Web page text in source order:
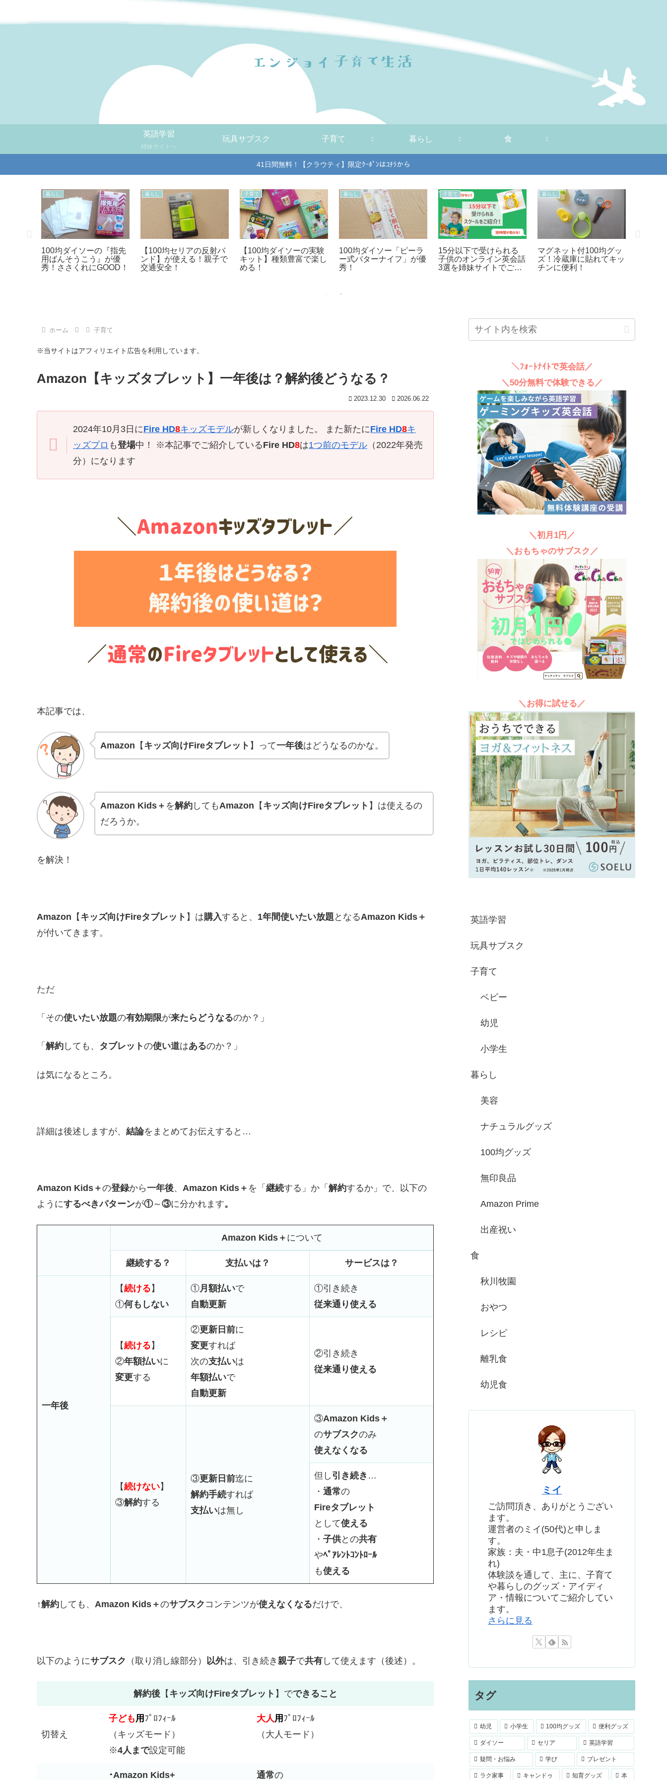
英語学習
姉妹サイトへ
玩具サブスク 子育て 暮らし 食
41日間無料！【クラウティ】限定ｸｰﾎﾟﾝはｺﾁﾗから
暮らし
100均ダイソーの『指先
用ばんそうこう』が優
秀！ささくれにGOOD！
暮らし
【100均セリアの反射バ
ンド】が使える！親子で
交通安全！
子育て
【100均ダイソーの実験
キット】種類豊富で楽し
める！
暮らし
100均ダイソー「ピーラ
ー式バターナイフ」が優
秀！
子育て
15分以下で受けられる
子供のオンライン英会話
3選を姉妹サイトでご紹
暮らし
マグネット付100均グッ
ズ！冷蔵庫に貼れてキッ
チンに便利！
ホーム 子育て
※当サイトはアフィリエイト広告を利用しています。
Amazon【キッズタブレット】一年後は？解約後どうなる？
2023.12.30 2026.06.22
2024年10月3日にFire HD8キッズモデルが新しくなりました。 また新たにFire HD8キ
ッズプロ も登場中！ ※本記事でご紹介しているFire HD8は1つ前のモデル （2022年発売
分）になります
本記事では、
Amazon 【 キッズ向けFireタブレット 】って一年後はどうなるのかな。
Amazon Kids＋ を解約 してもAmazon 【 キッズ向けFireタブレット 】は使えるの
だろうか。
を解決！
Amazon 【 キッズ向けFireタブレット 】は購入すると、 1年間使いたい放題 となるAmazon Kids＋
が付いてきます。
ただ
「その使いたい放題の有効期限が来たらどうなるのか？」
「 解約 しても、 タブレットの使い道はあるのか？」
は気になるところ。
詳細は後述しますが、 結論をまとめてお伝えすると…
Amazon Kids＋の登録から一年後、 Amazon Kids＋ を「 継続する」か「 解約するか」で、以下の
ようにするべきパターンが①～ ③に分かれます。
Amazon Kids＋ について
継続する？ 支払いは？ サービスは？
一年後
【続ける 】
①何もしない
①月額払いで
自動更新
①引き続き
従来通り使える
【続ける 】
②年額払いに
変更する
②更新日前に
変更すれば
次の支払いは
年額払いで
自動更新
②引き続き
従来通り使える
【続けない】
③解約する
③更新日前迄に
解約手続すれば
支払いは無し
③Amazon Kids＋
のサブスクのみ
使えなくなる
但し 引き続き …
・ 通常の
Fireタブレット
として使える
・ 子供との共有
やﾍﾟｱﾚﾝﾄｺﾝﾄﾛｰﾙ
も使える
↑解約 しても、 Amazon Kids＋のサブスク コンテンツが使えなくなるだけで、
以下のようにサブスク （取り消し線部分） 以外は、引き続き 親子で共有 して使えます（後述）。
解約後【 キッズ向けFireタブレット 】でできること
切替え
子ども用 ﾌﾟﾛﾌｨｰﾙ
（キッズモード）
※4人まで設定可能
大人用 ﾌﾟﾛﾌｨｰﾙ
（大人モード）
･Amazon Kids+ 通常の
＼ﾌｫｰﾄﾅｲﾄで英会話／
＼50分無料で体験できる／
＼初月1円／
＼おもちゃのサブスク／
＼お得に試せる／
英語学習
玩具サブスク
子育て
ベビー
幼児
小学生
暮らし
美容
ナチュラルグッズ
100均グッズ
無印良品
Amazon Prime
出産祝い
食
秋川牧園
おやつ
レシピ
離乳食
幼児食
ミイ
ご訪問頂き、ありがとうござい
ます。
運営者のミイ(50代)と申しま
す。
家族：夫・中1息子(2012年生ま
れ)
体験談を通して、主に、子育て
や暮らしのグッズ・アイディ
ア・情報についてご紹介してい
ます。
さらに見る
タグ
幼児 小学生 100均グッズ 便利グッズ
ダイソー セリア 英語学習
疑問・お悩み 学び プレゼント
ラク家事 キャンドゥ 知育グッズ 本